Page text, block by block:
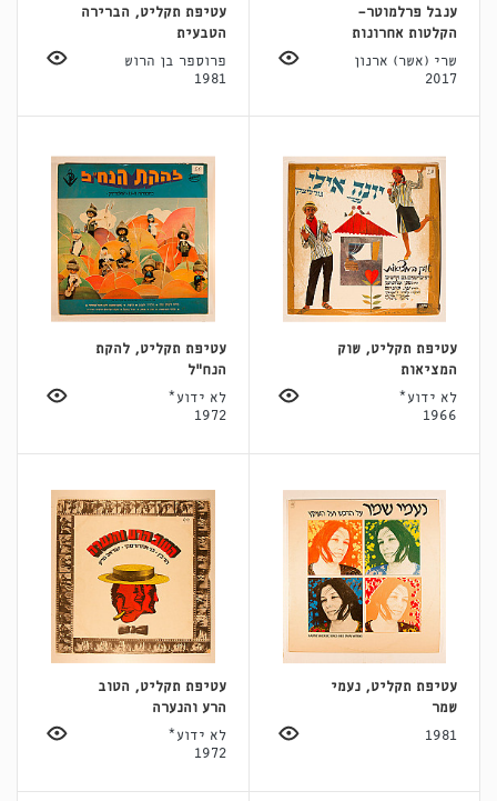
ענבל פרלמוטר-
הקלטות אחרונות
שרי (אשר) ארנון
2017
עטיפת תקליט, הברירה
הטבעית
פרוספר בן הרוש
1981
עטיפת תקליט, שוק
המציאות
לא ידוע*
1966
עטיפת תקליט, להקת
הנח"ל
לא ידוע*
1972
עטיפת תקליט, נעמי
שמר
1981
עטיפת תקליט, הטוב
הרע והנערה
לא ידוע*
1972